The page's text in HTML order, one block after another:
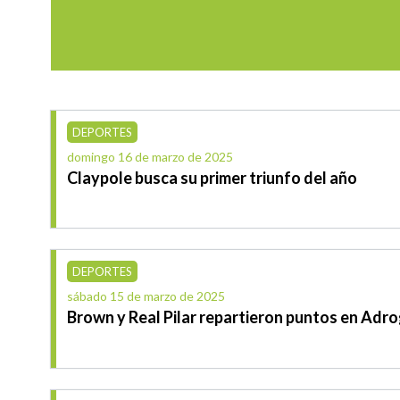
DEPORTES
domingo 16 de marzo de 2025
Claypole busca su primer triunfo del año
DEPORTES
sábado 15 de marzo de 2025
Brown y Real Pilar repartieron puntos en